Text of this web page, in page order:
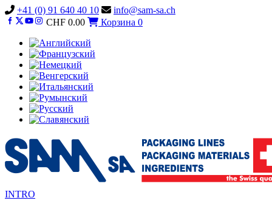
Vai
al
+41 (0) 91 640 40 10
info@sam-sa.ch
CHF 0.00 Корзина 0
INTRO